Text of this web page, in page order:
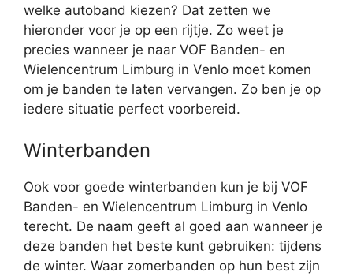
welke autoband kiezen? Dat zetten we
hieronder voor je op een rijtje. Zo weet je
precies wanneer je naar VOF Banden- en
Wielencentrum Limburg in Venlo moet komen
om je banden te laten vervangen. Zo ben je op
iedere situatie perfect voorbereid.
Winterbanden
Ook voor goede winterbanden kun je bij VOF
Banden- en Wielencentrum Limburg in Venlo
terecht. De naam geeft al goed aan wanneer je
deze banden het beste kunt gebruiken: tijdens
de winter. Waar zomerbanden op hun best zijn